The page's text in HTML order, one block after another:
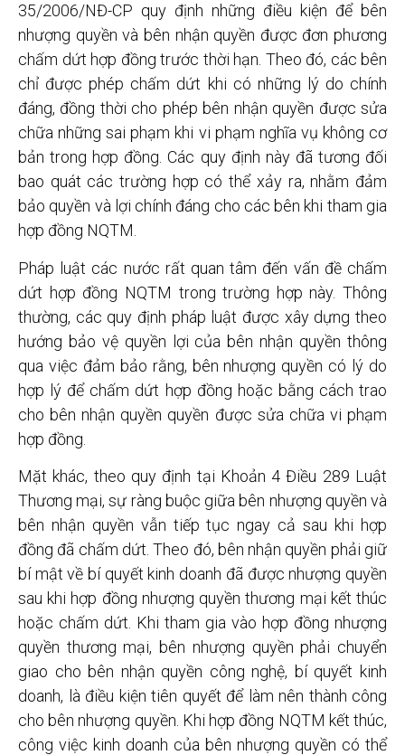
35/2006/NĐ-CP quy định những điều kiện để bên
nhượng quyền và bên nhận quyền được đơn phương
chấm dứt hợp đồng trước thời hạn. Theo đó, các bên
chỉ được phép chấm dứt khi có những lý do chính
đáng, đồng thời cho phép bên nhận quyền được sửa
chữa những sai phạm khi vi phạm nghĩa vụ không cơ
bản trong hợp đồng. Các quy định này đã tương đối
bao quát các trường hợp có thể xảy ra, nhằm đảm
bảo quyền và lợi chính đáng cho các bên khi tham gia
hợp đồng NQTM.
Pháp luật các nước rất quan tâm đến vấn đề chấm
dứt hợp đồng NQTM trong trường hợp này. Thông
thường, các quy định pháp luật được xây dựng theo
hướng bảo vệ quyền lợi của bên nhận quyền thông
qua việc đảm bảo rằng, bên nhượng quyền có lý do
hợp lý để chấm dứt hợp đồng hoặc bằng cách trao
cho bên nhận quyền quyền được sửa chữa vi phạm
hợp đồng.
Mặt khác, theo quy định tại Khoản 4 Điều 289 Luật
Thương mại, sự ràng buộc giữa bên nhượng quyền và
bên nhận quyền vẫn tiếp tục ngay cả sau khi hợp
đồng đã chấm dứt. Theo đó, bên nhận quyền phải giữ
bí mật về bí quyết kinh doanh đã được nhượng quyền
sau khi hợp đồng nhượng quyền thương mại kết thúc
hoặc chấm dứt. Khi tham gia vào hợp đồng nhượng
quyền thương mại, bên nhượng quyền phải chuyển
giao cho bên nhận quyền công nghệ, bí quyết kinh
doanh, là điều kiện tiên quyết để làm nên thành công
cho bên nhượng quyền. Khi hợp đồng NQTM kết thúc,
công việc kinh doanh của bên nhượng quyền có thể